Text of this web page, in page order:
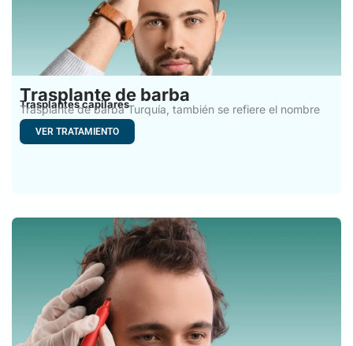
Trasplante de barba
Trasplantes capilares
Trasplante de barba Turquía, también se refiere el nombre
de
VER TRATAMIENTO